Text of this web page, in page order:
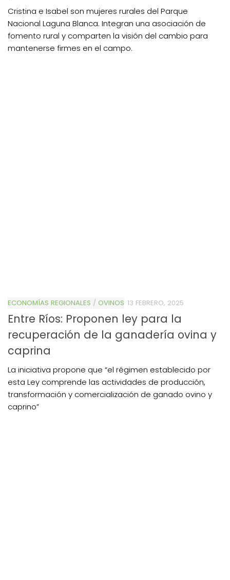
Cristina e Isabel son mujeres rurales del Parque
Nacional Laguna Blanca. Integran una asociación de
fomento rural y comparten la visión del cambio para
mantenerse firmes en el campo.
ECONOMÍAS REGIONALES / OVINOS 13 FEBRERO, 2025
Entre Ríos: Proponen ley para la
recuperación de la ganadería ovina y
caprina
La iniciativa propone que “el régimen establecido por
esta Ley comprende las actividades de producción,
transformación y comercialización de ganado ovino y
caprino”